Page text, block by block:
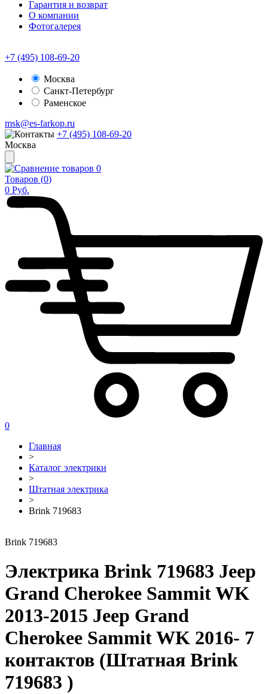
Гарантия и возврат
О компании
Фотогалерея
+7 (495) 108-69-20
Москва
Санкт-Петербург
Раменское
msk@es-farkop.ru
+7 (495) 108-69-20
Москва
0
Товаров (0)
0 Руб.
0
Главная
>
Каталог электрики
>
Штатная электрика
>
Brink 719683
Brink 719683
Электрика Brink 719683 Jeep
Grand Cherokee Sammit WK
2013-2015 Jeep Grand
Cherokee Sammit WK 2016- 7
контактов (Штатная Brink
719683 )